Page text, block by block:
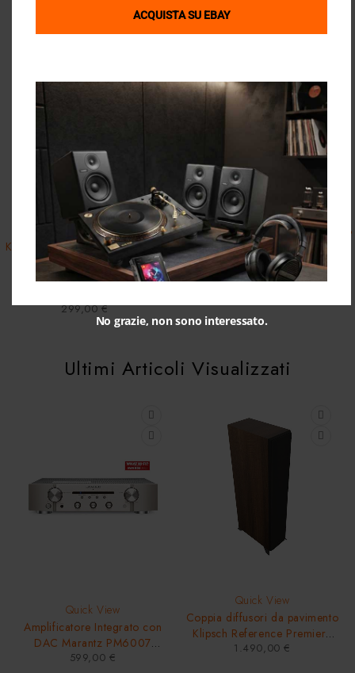
Quick View
Klipsch
Coppia diffusori da scaffale
Klipsch Reference R-40M Black
Diffusori Audio
Diffusori da Scaffale,Shop,
299,00€
Quick View
Cambridge Audio
Cambridge Audio Minx S-315 v3
White
Diffusori Audio ,Home Cinema
Shop
Ultimi Articoli Visualizzati
Quick View
Amplificatore Integrato con
DAC Marantz PM6007
Argento/Oro 60 Watt
599,00 €
Quick View
Coppia diffusori da pavimento
Klipsch Reference Premiere
RP-6000F II Wallnut
1.490,00€
ACQUISTA SU EBAY
No grazie, non sono interessato.